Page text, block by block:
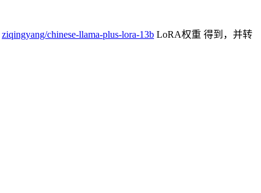
ziqingyang/chinese-llama-plus-lora-13b LoRA权重 得到，并转